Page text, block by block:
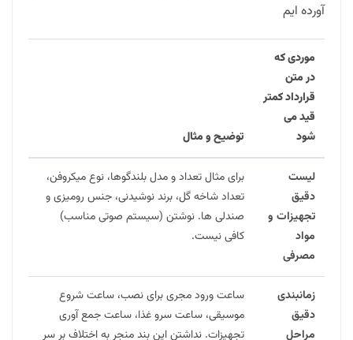
آورده ایم
موردی که
در متن
قرارداد کمتر
قید می
شود
توضیح و مثال
لیست
دقیق
تجهیزات و
مواد
مصرفی
برای مثال تعداد و مدل بلندگوها، نوع میکروفن،
تعداد شاخه گل، برند نوشیدنی، جنس رومیزی و
صندلی ها. نوشتن (سیستم صوتی مناسب)
کافی نیست.
زمانبندی
دقیق
مراحل
ساعت ورود مجری برای نصب، ساعت شروع
موسیقی، ساعت سرو غذا، ساعت جمع آوری
تجهیزات. نداشتن این بند منجر به اختلاف بر سر